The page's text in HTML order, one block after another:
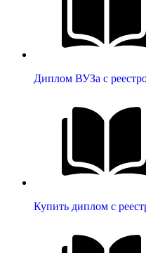
Диплом ВУЗа с
Купить диплом с